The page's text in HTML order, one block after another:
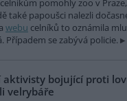
pomohly zoo v
také papoušci nalezli
webu celníků to oznámila
Případem se zabývá policie.
aktivisty bojující proti
velrybáře